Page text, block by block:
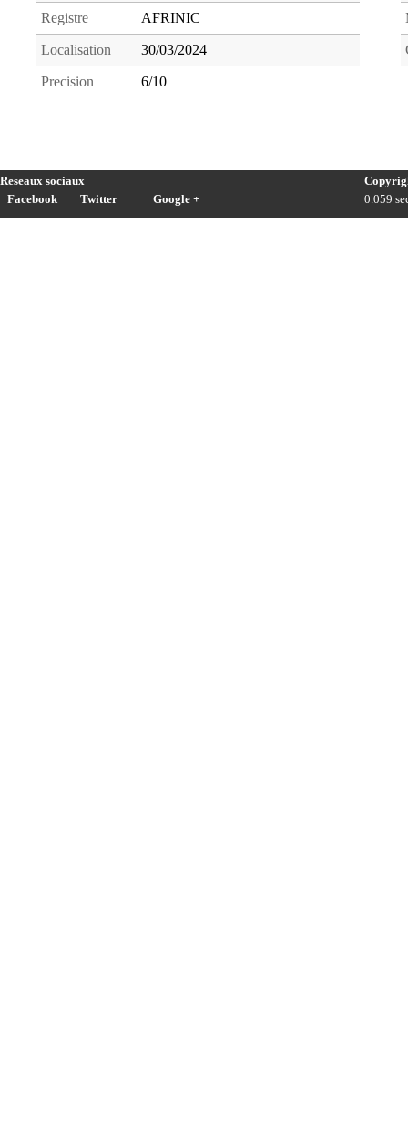
Registre AFRINIC
Localisation 30/03/2024
Precision 6/10
Reseaux sociaux
Facebook
Twitter Google +
0.059